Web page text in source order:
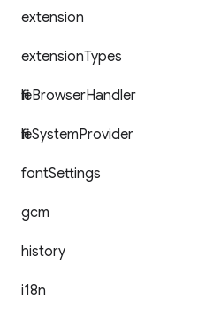
extension
extensionTypes
fileBrowserHandler
fileSystemProvider
fontSettings
gcm
history
i18n